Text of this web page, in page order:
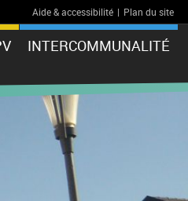
Aide & accessibilité | Plan du site
INTERCOMMUNALITÉ